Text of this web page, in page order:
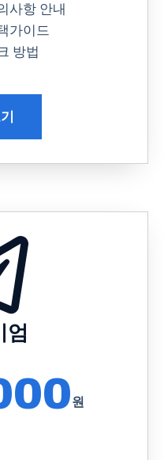
사항 안내
가이드
방법
엄
원